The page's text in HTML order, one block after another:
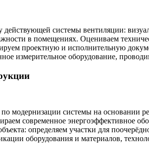
системы вентиляции:
в помещениях. Оцениваем
проектную и исполнительную
измерительное оборудование,
модернизации системы на основании
современное энергоэффективное
определяем участки для
оборудования и материалов,